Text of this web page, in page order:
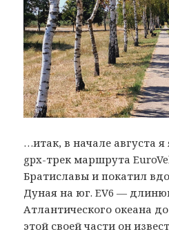
…итак, в начале августа
gpx-трек маршрута
Братиславы и покатил
Дуная на юг. EV6 —
Атлантического океана
этой своей части он